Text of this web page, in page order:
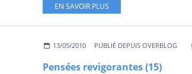
EN SAVOIR PLUS
13/05/2010 PUBLIÉ DEPUIS OVERBLOG
Pensées revigorantes (15)